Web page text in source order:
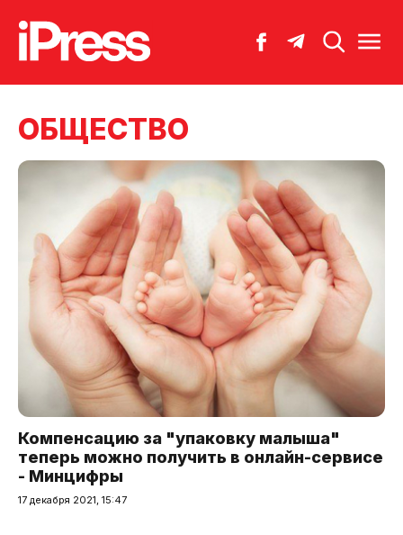
ОБЩЕСТВО
Компенсацию за "упаковку малыша"
теперь можно получить в онлайн-сервисе
- Минцифры
17 декабря 2021, 15:47